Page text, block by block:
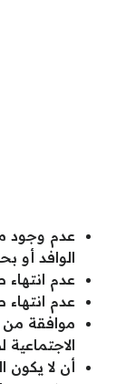
عدم وجود
الوافد أو
عدم انتهاء
عدم
موافقة من
أن لا يكون